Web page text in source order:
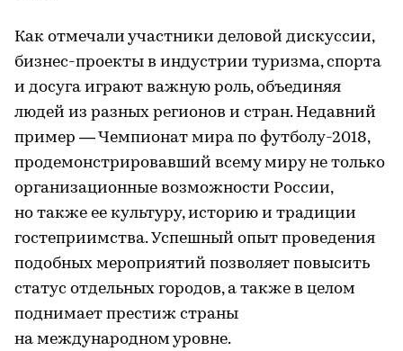
Как отмечали участники деловой дискуссии,
бизнес-проекты в индустрии туризма, спорта
и досуга играют важную роль, объединяя
людей из разных регионов и стран. Недавний
пример — Чемпионат мира по футболу-2018,
продемонстрировавший всему миру не только
организационные возможности России,
но также ее культуру, историю и традиции
гостеприимства. Успешный опыт проведения
подобных мероприятий позволяет повысить
статус отдельных городов, а также в целом
поднимает престиж страны
на международном уровне.